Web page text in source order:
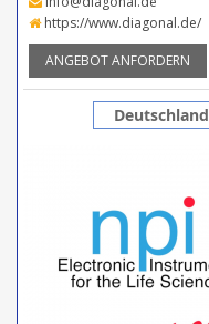
https://www.diagonal.de/
ANGEBOT ANFORDERN
Deutschland